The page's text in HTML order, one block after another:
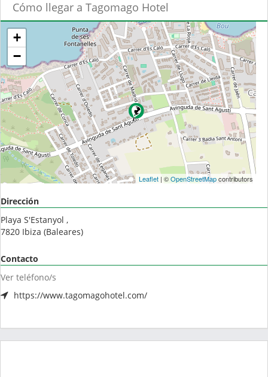
Cómo llegar a Tagomago Hotel
+
−
Leaflet| ©OpenStreetMapcontributors
Dirección
Playa S'Estanyol ,
7820 Ibiza (Baleares)
Contacto
Ver teléfono/s
https://www.tagomagohotel.com/